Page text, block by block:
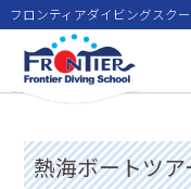
フロンティアダイビングスクー
熱海ボートツア